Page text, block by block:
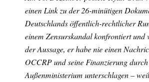
einen Link zu der 26-minütigen
Deutschlands öffentlich-rechtlicher
einem Zensurskandal konfrontiert und
der Aussage, er habe nie einen
OCCRP und seine Finanzierung
Außenministerium unterschlagen –